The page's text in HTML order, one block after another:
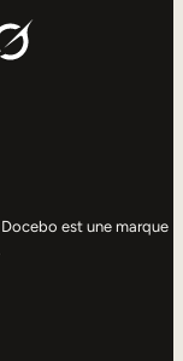
est une marque